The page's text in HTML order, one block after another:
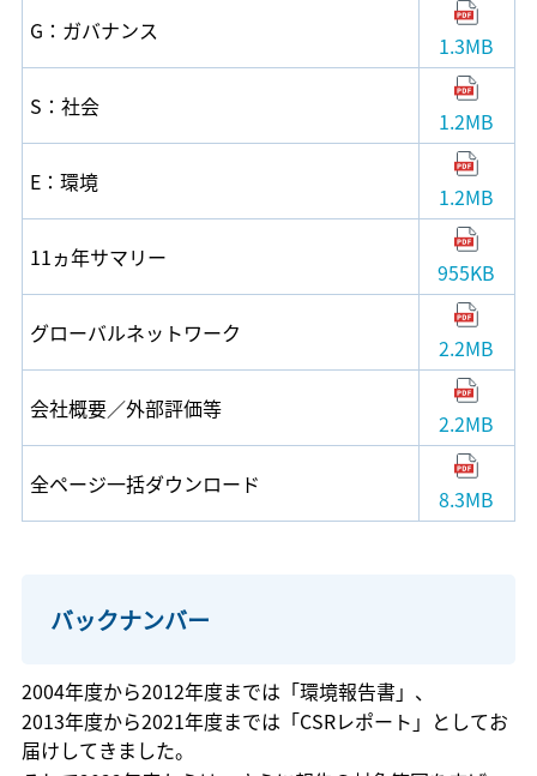
G：ガバナンス
1.3MB
S：社会
1.2MB
E：環境
1.2MB
11ヵ年サマリー
955KB
グローバルネットワーク
2.2MB
会社概要／外部評価等
2.2MB
全ページ一括ダウンロード
8.3MB
バックナンバー
2004年度から2012年度までは「環境報告書」、
2013年度から2021年度までは「CSRレポート」としてお
届けしてきました。